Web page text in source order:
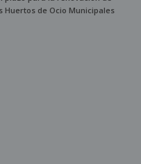
Huertos de Ocio Municipales